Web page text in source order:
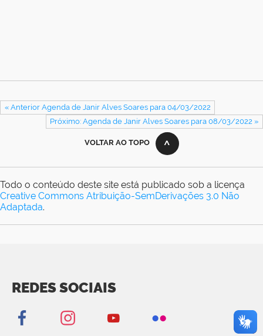
« Anterior Agenda de Janir Alves Soares para 04/03/2022
Próximo: Agenda de Janir Alves Soares para 08/03/2022 »
VOLTAR AO TOPO
Todo o conteúdo deste site está publicado sob a licença
Creative Commons Atribuição-SemDerivações 3.0 Não
Adaptada.
REDES SOCIAIS